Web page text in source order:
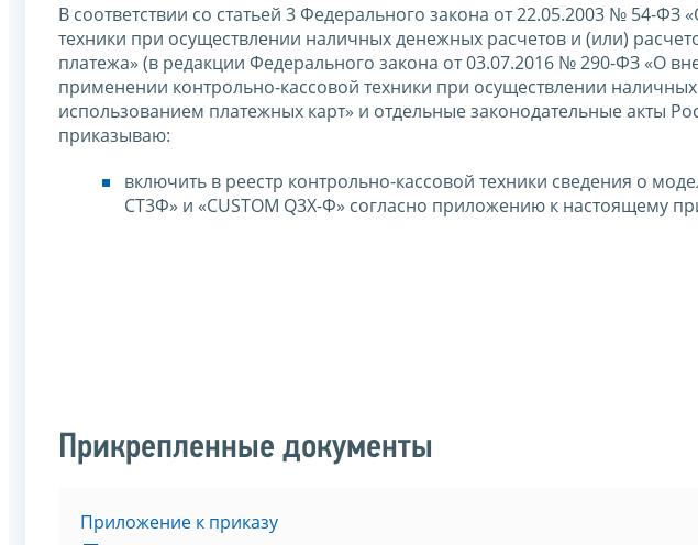
В соответствии со статьей 3 Федерального закона от 22.05.2003 № 54-
техники при осуществлении наличных денежных расчетов и (или)
платежа» (в редакции Федерального закона от 03.07.2016 № 290-ФЗ «О
применении контрольно-кассовой техники при осуществлении
использованием платежных карт» и отдельные законодательные акты
приказываю:
включить в реестр контрольно-кассовой техники сведения о
СТ3Ф» и «CUSTOM Q3X-Ф» согласно приложению к настоящему
Прикрепленные документы
Приложение к приказу